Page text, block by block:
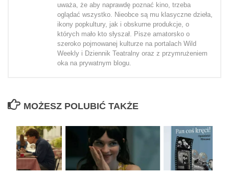
uważa, że aby naprawdę poznać kino, trzeba
oglądać wszystko. Nieobce są mu klasyczne dzieła,
ikony popkultury, jak i obskurne produkcje, o
których mało kto słyszał. Pisze amatorsko o
szeroko pojmowanej kulturze na portalach Wild
Weekly i Dziennik Teatralny oraz z przymrużeniem
oka na prywatnym blogu.
MOŻESZ POLUBIĆ TAKŻE